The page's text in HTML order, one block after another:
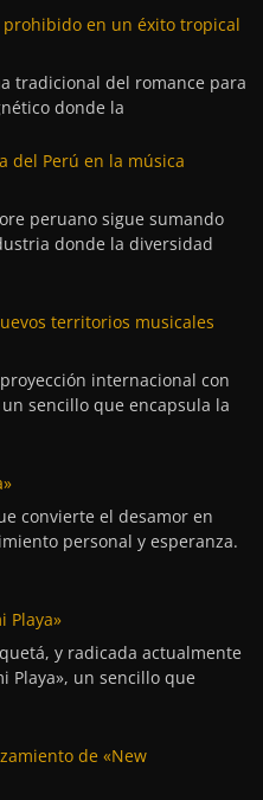
prohibido en un éxito tropical
tradicional del romance para
donde la
del Perú en la música
peruano sigue sumando
donde la diversidad
territorios musicales
internacional con
sencillo que encapsula la
convierte el desamor en
personal y esperanza.
Playa»
y radicada actualmente
Playa», un sencillo que
de «New